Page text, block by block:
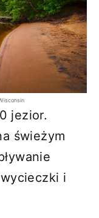
jezior.
świeżym
i